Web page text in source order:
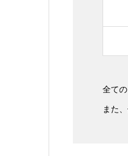
全て
また